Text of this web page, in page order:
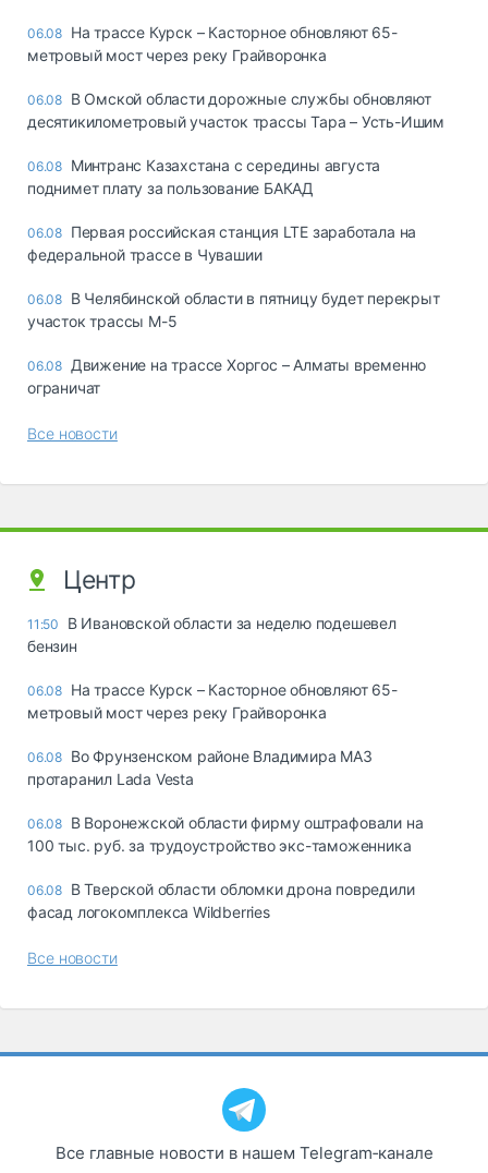
06.08 На трассе Курск – Касторное обновляют 65-
метровый мост через реку Грайворонка
06.08 В Омской области дорожные службы обновляют
десятикилометровый участок трассы Тара – Усть-Ишим
06.08 Минтранс Казахстана с середины августа
поднимет плату за пользование БАКАД
06.08 Первая российская станция LTE заработала на
федеральной трассе в Чувашии
06.08 В Челябинской области в пятницу будет перекрыт
участок трассы М-5
06.08 Движение на трассе Хоргос – Алматы временно
ограничат
Все новости
Центр
11:50
В Ивановской области за неделю подешевел
бензин
06.08 На трассе Курск – Касторное обновляют 65-
метровый мост через реку Грайворонка
06.08 Во Фрунзенском районе Владимира МАЗ
протаранил Lada Vesta
06.08 В Воронежской области фирму оштрафовали на
100 тыс. руб. за трудоустройство экс-таможенника
06.08 В Тверской области обломки дрона повредили
фасад логокомплекса Wildberries
Все новости
Все главные новости в нашем Telegram‑канале